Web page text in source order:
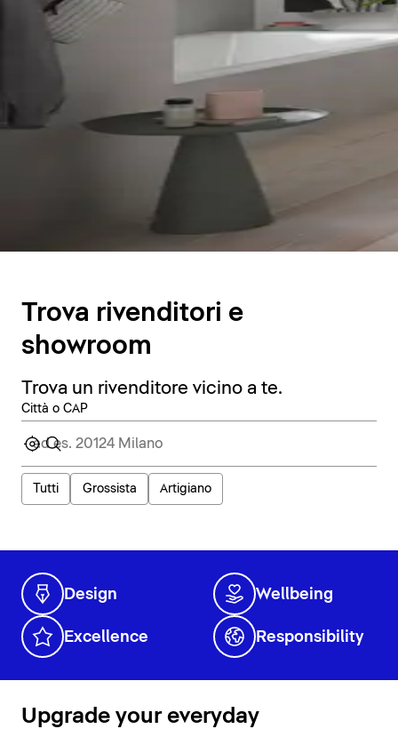
Trova rivenditori e
showroom
Trova un rivenditore vicino a te.
Città o CAP
Tutti Grossista Artigiano
Design Wellbeing
Excellence Responsibility
Upgrade your everyday